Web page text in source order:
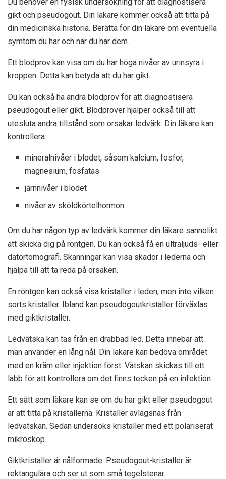
gikt och pseudogout. Din läkare kommer också att titta på
din medicinska historia. Berätta för din läkare om eventuella
symtom du har och när du har dem.
Ett blodprov kan visa om du har höga nivåer av urinsyra i
kroppen. Detta kan betyda att du har gikt.
Du kan också ha andra blodprov för att diagnostisera
pseudogout eller gikt. Blodprover hjälper också till att
utesluta andra tillstånd som orsakar ledvärk. Din läkare kan
kontrollera:
mineralnivåer i blodet, såsom kalcium, fosfor,
magnesium, fosfatas
järnnivåer i blodet
nivåer av sköldkörtelhormon
Om du har någon typ av ledvärk kommer din läkare sannolikt
att skicka dig på röntgen. Du kan också få en ultraljuds- eller
datortomografi. Skanningar kan visa skador i lederna och
hjälpa till att ta reda på orsaken.
En röntgen kan också visa kristaller i leden, men inte vilken
sorts kristaller. Ibland kan pseudogoutkristaller förväxlas
med giktkristaller.
Ledvätska kan tas från en drabbad led. Detta innebär att
man använder en lång nål. Din läkare kan bedöva området
med en kräm eller injektion först. Vätskan skickas till ett
labb för att kontrollera om det finns tecken på en infektion.
Ett sätt som läkare kan se om du har gikt eller pseudogout
är att titta på kristallerna. Kristaller avlägsnas från
ledvätskan. Sedan undersöks kristaller med ett polariserat
mikroskop.
Giktkristaller är nålformade. Pseudogout-kristaller är
rektangulära och ser ut som små tegelstenar.